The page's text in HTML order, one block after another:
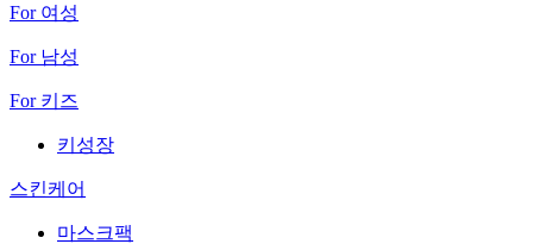
For 여성
For 남성
For 키즈
키성장
스킨케어
마스크팩